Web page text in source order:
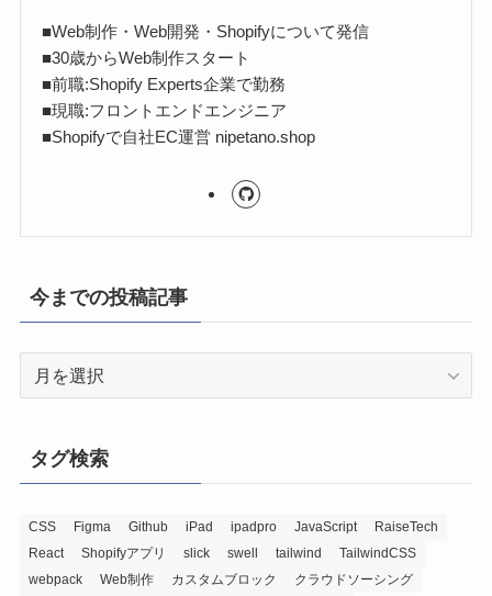
■Web制作・Web開発・Shopifyについて発信
■30歳からWeb制作スタート
■前職:Shopify Experts企業で勤務
■現職:フロントエンドエンジニア
■Shopifyで自社EC運営 nipetano.shop
今までの投稿記事
投
記
事
タグ検索
CSS Figma Github iPad ipadpro JavaScript
RaiseTech
React
Shopifyアプリ slick swell tailwind
TailwindCSS
webpack
Web制作 カスタムブロック
クラウドソーシング